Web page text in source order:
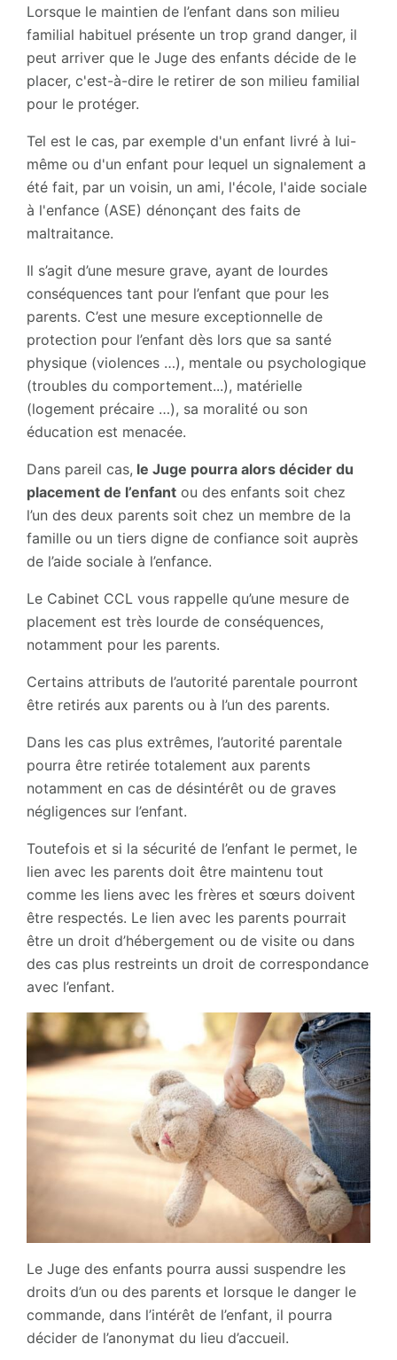
Lorsque le maintien de l’enfant dans son milieu
familial habituel présente un trop grand danger, il
peut arriver que le Juge des enfants décide de le
placer, c'est-à-dire le retirer de son milieu familial
pour le protéger.
Tel est le cas, par exemple d'un enfant livré à lui-
même ou d'un enfant pour lequel un signalement a
été fait, par un voisin, un ami, l'école, l'aide sociale
à l'enfance (ASE) dénonçant des faits de
maltraitance.
Il s’agit d’une mesure grave, ayant de lourdes
conséquences tant pour l’enfant que pour les
parents. C’est une mesure exceptionnelle de
protection pour l’enfant dès lors que sa santé
physique (violences …), mentale ou psychologique
(troubles du comportement...), matérielle
(logement précaire …), sa moralité ou son
éducation est menacée.
Dans pareil cas, le Juge pourra alors décider du
placement de l’enfantou des enfants soit chez
l’un des deux parents soit chez un membre de la
famille ou un tiers digne de confiance soit auprès
de l’aide sociale à l’enfance.
Le Cabinet CCL vous rappelle qu’une mesure de
placement est très lourde de conséquences,
notamment pour les parents.
Certains attributs de l’autorité parentale pourront
être retirés aux parents ou à l’un des parents.
Dans les cas plus extrêmes, l’autorité parentale
pourra être retirée totalement aux parents
notamment en cas de désintérêt ou de graves
négligences sur l’enfant.
Toutefois et si la sécurité de l’enfant le permet, le
lien avec les parents doit être maintenu tout
comme les liens avec les frères et sœurs doivent
être respectés. Le lien avec les parents pourrait
être un droit d’hébergement ou de visite ou dans
des cas plus restreints un droit de correspondance
avec l’enfant.
Le Juge des enfants pourra aussi suspendre les
droits d’un ou des parents et lorsque le danger le
commande, dans l’intérêt de l’enfant, il pourra
décider de l’anonymat du lieu d’accueil.